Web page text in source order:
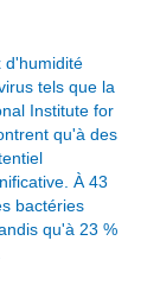
d'humidité
tels que la
Institute for
qu'à des
À 43
bactéries
qu'à 23 %